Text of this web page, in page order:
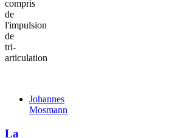
compris
de
l'impulsion
de
tri-
articulation
Johannes
Mosmann
La